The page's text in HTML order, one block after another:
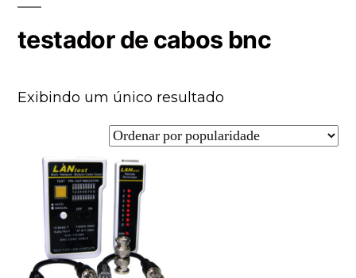
testador de cabos bnc
Exibindo um único resultado